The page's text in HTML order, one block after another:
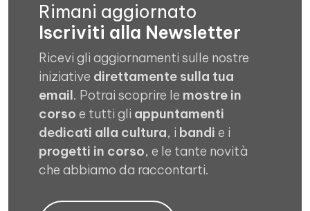
Rimani aggiornato
Iscriviti alla Newsletter
Ricevi gli aggiornamenti sulle nostre
iniziative direttamente sulla tua
email. Potrai scoprire le mostre in
corso e tutti gli appuntamenti
dedicati alla cultura, i bandi e i
progetti in corso, e le tante novità
che abbiamo da raccontarti.